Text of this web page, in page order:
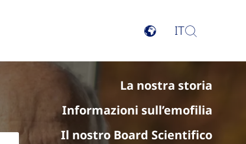
La nostra storia
Informazioni sull’emofilia
Il nostro Board Scientifico
IT